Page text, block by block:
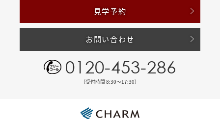
見学予約
お問い合わせ
0120-453-286
（受付時間 8:30〜17:30）